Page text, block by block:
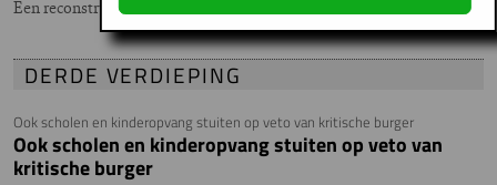
Een reconstructie.
DERDE VERDIEPING
Ook scholen en kinderopvang stuiten op veto van kritische burger
Ook scholen en kinderopvang stuiten op veto van
kritische burger